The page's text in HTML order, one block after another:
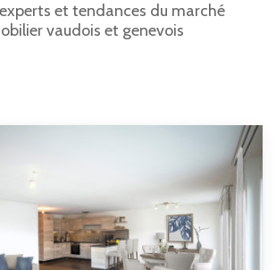
et tendances du marché
vaudois et genevois